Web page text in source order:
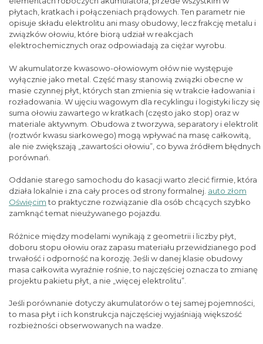
płytach, kratkach i połączeniach prądowych. Ten parametr nie
opisuje składu elektrolitu ani masy obudowy, lecz frakcję metalu i
związków ołowiu, które biorą udział w reakcjach
elektrochemicznych oraz odpowiadają za ciężar wyrobu.
W akumulatorze kwasowo-ołowiowym ołów nie występuje
wyłącznie jako metal. Część masy stanowią związki obecne w
masie czynnej płyt, których stan zmienia się w trakcie ładowania i
rozładowania. W ujęciu wagowym dla recyklingu i logistyki liczy się
suma ołowiu zawartego w kratkach (często jako stop) oraz w
materiale aktywnym. Obudowa z tworzywa, separatory i elektrolit
(roztwór kwasu siarkowego) mogą wpływać na masę całkowitą,
ale nie zwiększają „zawartości ołowiu”, co bywa źródłem błędnych
porównań.
Oddanie starego samochodu do kasacji warto zlecić firmie, która
działa lokalnie i zna cały proces od strony formalnej. auto złom
Oświęcimto praktyczne rozwiązanie dla osób chcących szybko
zamknąć temat nieużywanego pojazdu.
Różnice między modelami wynikają z geometrii i liczby płyt,
doboru stopu ołowiu oraz zapasu materiału przewidzianego pod
trwałość i odporność na korozję. Jeśli w danej klasie obudowy
masa całkowita wyraźnie rośnie, to najczęściej oznacza to zmianę
projektu pakietu płyt, a nie „więcej elektrolitu”.
Jeśli porównanie dotyczy akumulatorów o tej samej pojemności,
to masa płyt i ich konstrukcja najczęściej wyjaśniają większość
rozbieżności obserwowanych na wadze.